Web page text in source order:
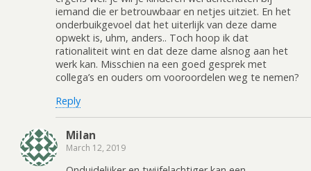
iemand die er betrouwbaar en netjes uitziet. En het
onderbuikgevoel dat het uiterlijk van deze dame
opwekt is, uhm, anders.. Toch hoop ik dat
rationaliteit wint en dat deze dame alsnog aan het
werk kan. Misschien na een goed gesprek met
collega’s en ouders om vooroordelen weg te nemen?
Reply
Milan
March 12, 2019